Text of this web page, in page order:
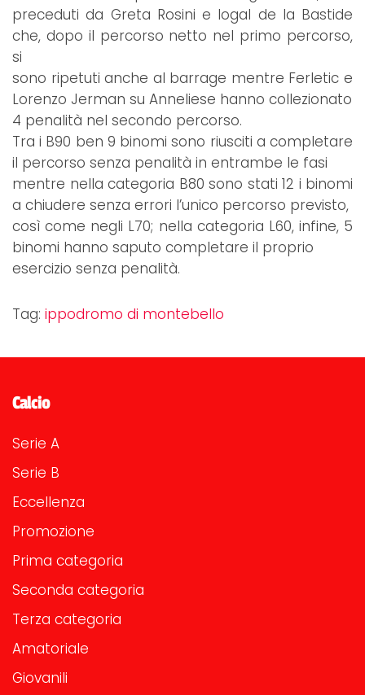
preceduti da Greta Rosini e Iogal de la Bastide
che, dopo il percorso netto nel primo percorso,
si
sono ripetuti anche al barrage mentre Ferletic e
Lorenzo Jerman su Anneliese hanno collezionato
4 penalità nel secondo percorso.
Tra i B90 ben 9 binomi sono riusciti a completare
il percorso senza penalità in entrambe le fasi
mentre nella categoria B80 sono stati 12 i binomi
a chiudere senza errori l’unico percorso previsto,
così come negli L70; nella categoria L60, infine, 5
binomi hanno saputo completare il proprio
esercizio senza penalità.
Tag: ippodromo di montebello
Calcio
Serie A
Serie B
Eccellenza
Promozione
Prima categoria
Seconda categoria
Terza categoria
Amatoriale
Giovanili